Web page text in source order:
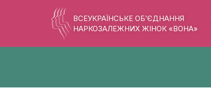
ВСЕУКРАЇНСЬКЕ ОБ’ЄДНАННЯ
НАРКОЗАЛЕЖНИХ ЖІНОК «ВОНА»